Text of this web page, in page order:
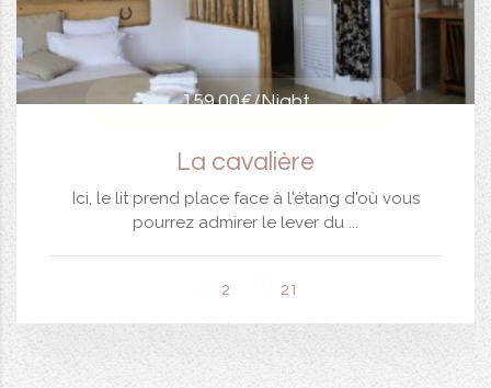
159.00€/Night
La cavalière
Ici, le lit prend place face à l'étang d'où vous
pourrez admirer le lever du ...
2 21